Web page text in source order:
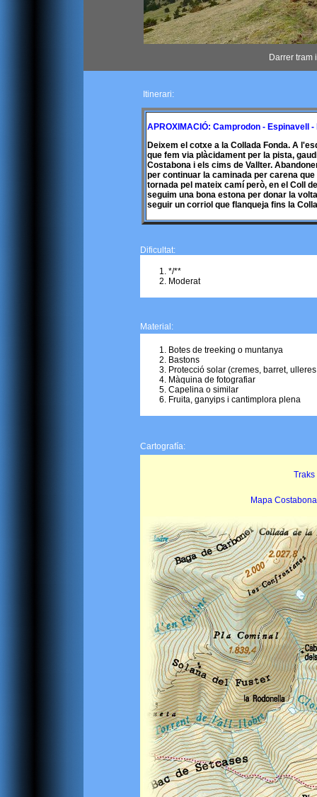
Darrer tram
Itinerari:
APROXIMACIÓ: Camprodon - Espinavell
Deixem el cotxe a la Collada Fonda. A
que fem via plàcidament per la pista,
Costabona i els cims de Vallter.
per continuar la caminada per carena
tornada pel mateix camí però, en el Coll
seguim una bona estona per donar la
seguir un corriol que flanqueja fins la
Dificultat:
*/**
Moderat
Material:
Botes de treeking o muntanya
Bastons
Protecció solar (cremes, barret,
Màquina de fotografiar
Capelina o similar
Fruita, ganyips i cantimplora plena
Cartografía:
Mapa